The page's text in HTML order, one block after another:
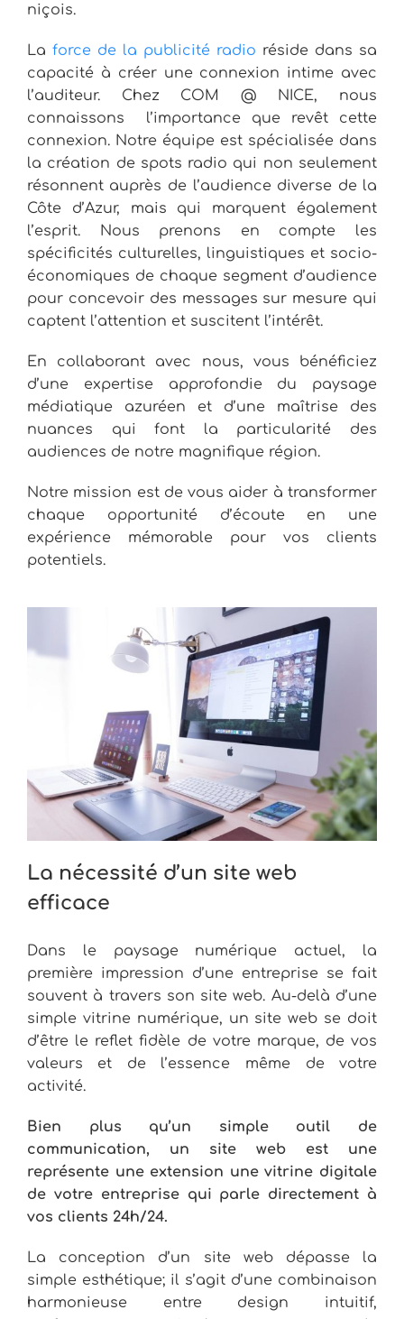
niçois.
La force de la publicité radio réside dans sa
capacité à créer une connexion intime avec
l’auditeur. Chez COM @ NICE, nous
connaissons l’importance que revêt cette
connexion. Notre équipe est spécialisée dans
la création de spots radio qui non seulement
résonnent auprès de l’audience diverse de la
Côte d’Azur, mais qui marquent également
l’esprit. Nous prenons en compte les
spécificités culturelles, linguistiques et socio-
économiques de chaque segment d’audience
pour concevoir des messages sur mesure qui
captent l’attention et suscitent l’intérêt.
En collaborant avec nous, vous bénéficiez
d’une expertise approfondie du paysage
médiatique azuréen et d’une maîtrise des
nuances qui font la particularité des
audiences de notre magnifique région.
Notre mission est de vous aider à transformer
chaque opportunité d’écoute en une
expérience mémorable pour vos clients
potentiels.
La nécessité d’un site web
efficace
Dans le paysage numérique actuel, la
première impression d’une entreprise se fait
souvent à travers son site web. Au-delà d’une
simple vitrine numérique, un site web se doit
d’être le reflet fidèle de votre marque, de vos
valeurs et de l’essence même de votre
activité.
Bien plus qu’un simple outil de
communication, un site web est une
représente une extension une vitrine digitale
de votre entreprise qui parle directement à
vos clients 24h/24.
La conception d’un site web dépasse la
simple esthétique; il s’agit d’une combinaison
harmonieuse entre design intuitif,